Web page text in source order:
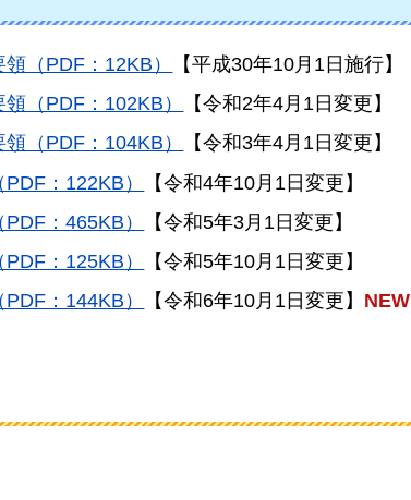
（PDF：12KB）
【平成30年10月1日施行】
（PDF：102KB）
【令和2年4月1日変更】
（PDF：104KB）
【令和3年4月1日変更】
：122KB）
【令和4年10月1日変更】
：465KB）
【令和5年3月1日変更】
：125KB）
【令和5年10月1日変更】
：144KB）
【令和6年10月1日変更】 NEW